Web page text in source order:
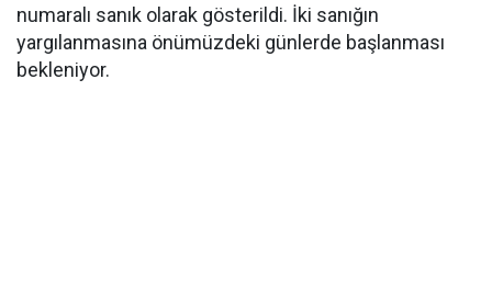
numaralı sanık olarak gösterildi. İki sanığın
yargılanmasına önümüzdeki günlerde başlanması
bekleniyor.